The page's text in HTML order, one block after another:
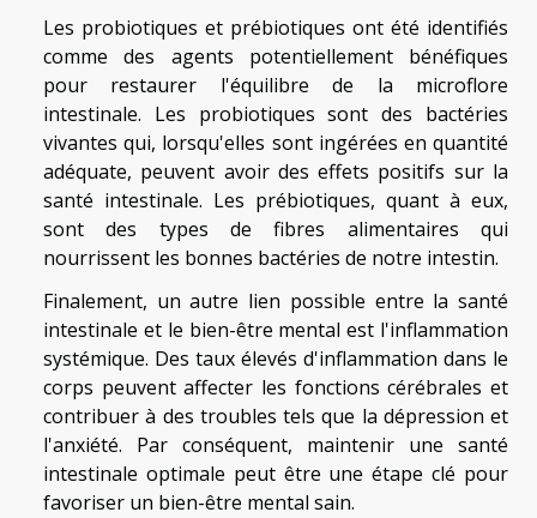
Les probiotiques et prébiotiques ont été identifiés
comme des agents potentiellement bénéfiques
pour restaurer l'équilibre de la microflore
intestinale. Les probiotiques sont des bactéries
vivantes qui, lorsqu'elles sont ingérées en quantité
adéquate, peuvent avoir des effets positifs sur la
santé intestinale. Les prébiotiques, quant à eux,
sont des types de fibres alimentaires qui
nourrissent les bonnes bactéries de notre intestin.
Finalement, un autre lien possible entre la santé
intestinale et le bien-être mental est l'inflammation
systémique. Des taux élevés d'inflammation dans le
corps peuvent affecter les fonctions cérébrales et
contribuer à des troubles tels que la dépression et
l'anxiété. Par conséquent, maintenir une santé
intestinale optimale peut être une étape clé pour
favoriser un bien-être mental sain.